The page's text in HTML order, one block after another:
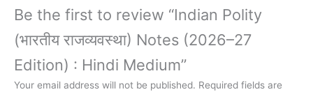
Be the first to review “Indian Polity
(भारतीय राजव्यवस्था) Notes (2026–27
Edition) : Hindi Medium”
Your email address will not be published. Required fields are